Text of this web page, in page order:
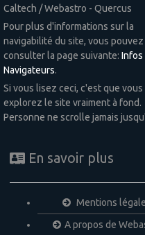
Caltech / Webastro - Quercus
Pour plus d'informations sur la
navigabilité du site, vous pouvez
consulter la page suivante: Infos
Navigateurs.
Si vous lisez ceci, c'est que vous
explorez le site vraiment à fond.
Personne ne scrolle jamais
En savoir plus
Mentions
A propos de